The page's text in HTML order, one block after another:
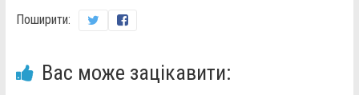
Поширити:
Вас може зацікавити: